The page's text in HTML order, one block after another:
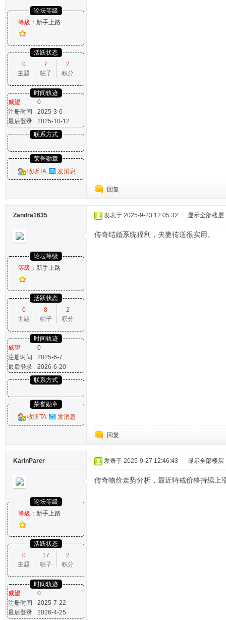
论坛等级
等級： 新手上路
活跃状态
0
主题
7
帖子
2
积分
时间轨迹
威望
0
注册时间
2025-3-6
最后登录
2025-10-12
联系方式
荣誉勋章
收听TA
发消息
回复
Zandra1635
论坛等级
等級： 新手上路
活跃状态
0
主题
8
帖子
2
积分
时间轨迹
威望
0
注册时间
2025-6-7
最后登录
2026-6-20
联系方式
荣誉勋章
收听TA
发消息
发表于 2025-9-23 12:05:32 显示全部楼层
传奇结婚系统福利，夫妻传送很实用。
回复
KarinParer
论坛等级
等級： 新手上路
活跃状态
0
主题
17
帖子
2
积分
时间轨迹
威望
0
注册时间
2025-7-22
最后登录
2026-4-25
发表于 2025-9-27 12:46:43 显示全部楼层
传奇物价走势分析，最近特戒价格持续上